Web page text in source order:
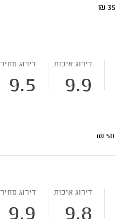
₪
דירוג איכות
9.9
דירוג מחיר
9.5
₪
דירוג איכות דירוג מחיר